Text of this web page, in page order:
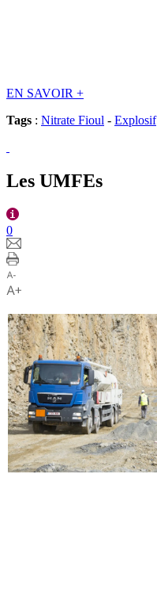
EN SAVOIR +
Tags : Nitrate Fioul - Explosif
Les UMFEs
0